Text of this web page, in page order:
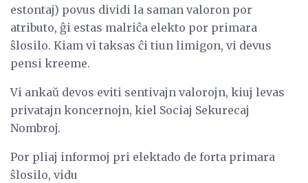
estontaj) povus dividi la saman valoron por
atributo, ĝi estas malriĉa elekto por primara
ŝlosilo. Kiam vi taksas ĉi tiun limigon, vi devus
pensi kreeme.
Vi ankaŭ devos eviti sentivajn valorojn, kiuj levas
privatajn koncernojn, kiel Sociaj Sekurecaj
Nombroj.
Por pliaj informoj pri elektado de forta primara
ŝlosilo, vidu